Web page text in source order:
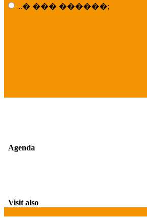
..� ��� ������;
Agenda
Visit also